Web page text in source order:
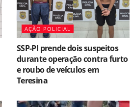
AÇÃO POLICIAL
SSP-PI prende dois suspeitos
durante operação contra furto
e roubo de veículos em
Teresina